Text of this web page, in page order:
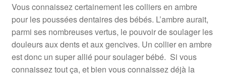
Vous connaissez certainement les colliers en ambre
pour les poussées dentaires des bébés. L’ambre aurait,
parmi ses nombreuses vertus, le pouvoir de soulager les
douleurs aux dents et aux gencives. Un collier en ambre
est donc un super allié pour soulager bébé. Si vous
connaissez tout ça, et bien vous connaissez déjà la